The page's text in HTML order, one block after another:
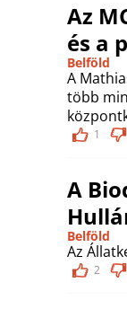
Az
és a
Belföld
A
több
1
A
Belföld
Az
2